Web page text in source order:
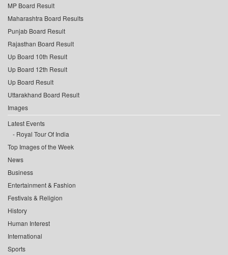
MP Board Result
Maharashtra Board Results
Punjab Board Result
Rajasthan Board Result
Up Board 10th Result
Up Board 12th Result
Up Board Result
Uttarakhand Board Result
Images
Latest Events
Royal Tour Of India
Top Images of the Week
News
Business
Entertainment & Fashion
Festivals & Religion
History
Human Interest
International
Sports